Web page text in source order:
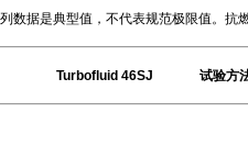
数据是典型值，不代表规范极限值。抗
46SJ 试验方